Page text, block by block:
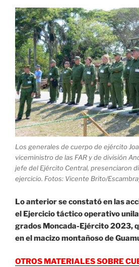
2023
en
Trinidad
(+
Fotos)»
Los generales de cuerpo de ejército
viceministro de las FAR y de división
jefe del Ejército Central, presenciaron
ejercicio. Fotos: Vicente Brito/
Lo anterior se constató en las
el Ejercicio táctico operativo
grados Moncada-Ejército 2023,
en el macizo montañoso de
OTROS MATERIALES SOBRE